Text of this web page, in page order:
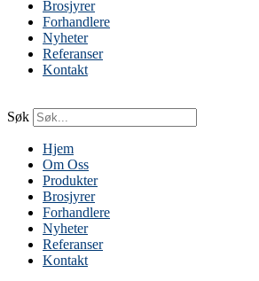
Brosjyrer
Forhandlere
Nyheter
Referanser
Kontakt
Søk
Hjem
Om Oss
Produkter
Brosjyrer
Forhandlere
Nyheter
Referanser
Kontakt